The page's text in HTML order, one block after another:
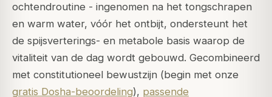
ochtendroutine - ingenomen na het tongschrapen
en warm water, vóór het ontbijt, ondersteunt het
de spijsverterings- en metabole basis waarop de
vitaliteit van de dag wordt gebouwd. Gecombineerd
met constitutioneel bewustzijn (begin met onze
gratis Dosha-beoordeling), passende